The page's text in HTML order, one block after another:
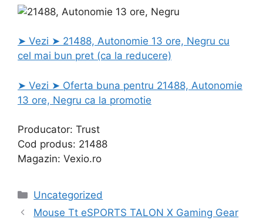
➤ Vezi ➤ 21488, Autonomie 13 ore, Negru cu
cel mai bun pret (ca la reducere)
➤ Vezi ➤ Oferta buna pentru 21488, Autonomie
13 ore, Negru ca la promotie
Producator: Trust
Cod produs: 21488
Magazin: Vexio.ro
Categories
Uncategorized
Mouse Tt eSPORTS TALON X Gaming Gear